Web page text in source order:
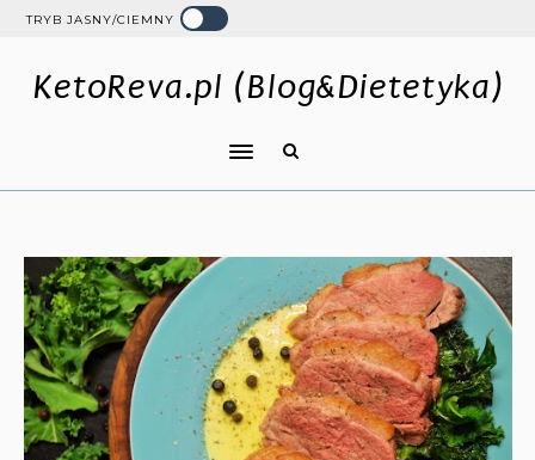
TRYB JASNY/CIEMNY
KetoReva.pl (Blog&Dietetyka)